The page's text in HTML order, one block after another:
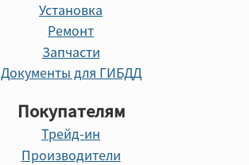
Установка
Ремонт
Запчасти
Документы для ГИБДД
Покупателям
Трейд-ин
Производители